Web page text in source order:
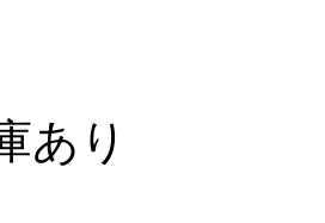
あり